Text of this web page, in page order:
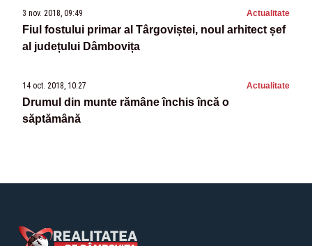
3 nov. 2018, 09:49 Actualitate
Fiul fostului primar al Târgoviștei, noul arhitect șef
al județului Dâmbovița
14 oct. 2018, 10:27 Actualitate
Drumul din munte rămâne închis încă o
săptămână